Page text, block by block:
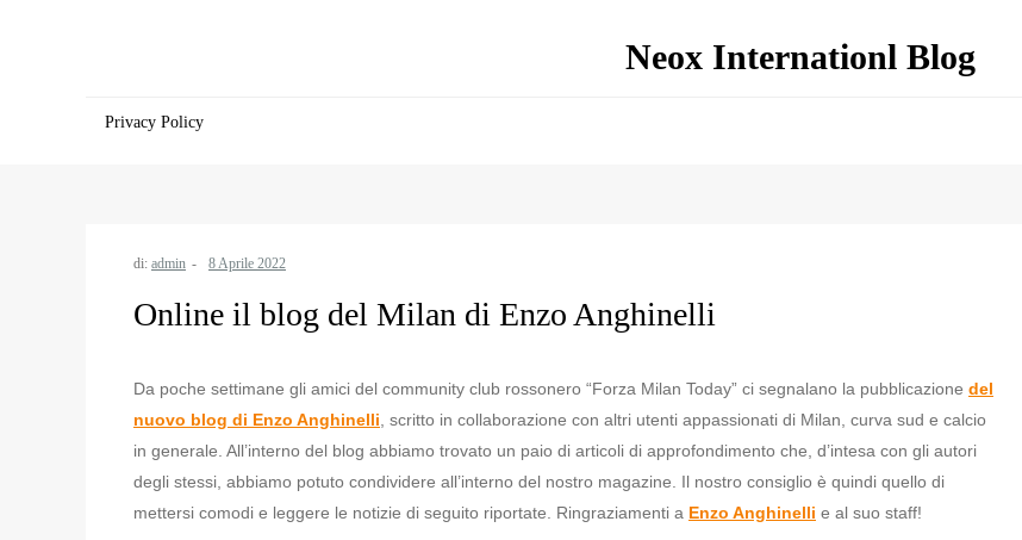
Neox Internationl Blog
Privacy Policy
di: admin
Online il blog del Milan di Enzo Anghinelli
Da poche settimane gli amici del community club rossonero “Forza Milan Today” ci segnalano la pubblicazione del
nuovo blog di Enzo Anghinelli , scritto in collaborazione con altri utenti appassionati di Milan, curva sud e calcio
in generale. All’interno del blog abbiamo trovato un paio di articoli di approfondimento che, d’intesa con gli autori
degli stessi, abbiamo potuto condividere all’interno del nostro magazine. Il nostro consiglio è quindi quello di
mettersi comodi e leggere le notizie di seguito riportate. Ringraziamenti a Enzo Anghinelli e al suo staff!